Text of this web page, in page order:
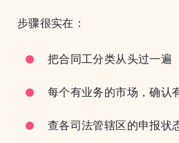
步骤很实在：
把合同工分类从头过一遍
每个有业务的市场，确认
查各司法管辖区的申报状